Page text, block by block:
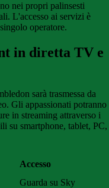
nei propri palinsesti
L'accesso ai servizi è
operatore.
in diretta TV e
sarà trasmessa da
Gli appassionati potranno
in streaming attraverso i
su smartphone, tablet, PC,
Accesso
Guarda su Sky